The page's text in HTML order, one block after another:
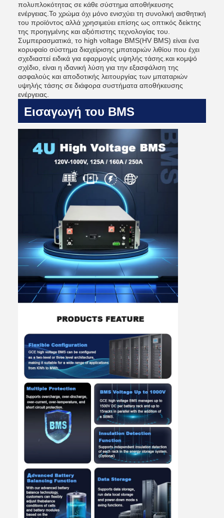
πολυπλοκότητας σε κάθε σύστημα αποθήκευσης
ενέργειας.Το χρώμα όχι μόνο ενισχύει τη συνολική αισθητική
του προϊόντος αλλά χρησιμεύει επίσης ως οπτικός δείκτης
της προηγμένης και αξιόπιστης τεχνολογίας του.
Συμπερασματικά, το high voltage BMS(HV BMS) είναι ένα
κορυφαίο σύστημα διαχείρισης μπαταριών λιθίου που έχει
σχεδιαστεί ειδικά για εφαρμογές υψηλής τάσης.και κομψό
σχέδιο, είναι η ιδανική λύση για την εξασφάλιση της
ασφαλούς και αποδοτικής λειτουργίας των μπαταριών
υψηλής τάσης σε διάφορα συστήματα αποθήκευσης
ενέργειας.
Εισαγωγή του BMS